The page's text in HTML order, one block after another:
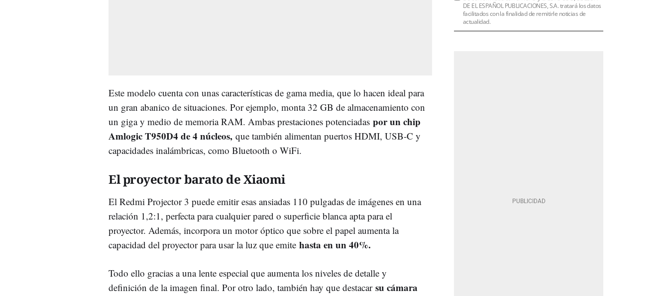
Este modelo cuenta con unas características de gama media, que lo hacen ideal para
un gran abanico de situaciones. Por ejemplo, monta 32 GB de almacenamiento con
un giga y medio de memoria RAM. Ambas prestaciones potenciadas por un chip
Amlogic T950D4 de 4 núcleos, que también alimentan puertos HDMI, USB-C y
capacidades inalámbricas, como Bluetooth o WiFi.
El proyector barato de Xiaomi
El Redmi Projector 3 puede emitir esas ansiadas 110 pulgadas de imágenes en una
relación 1,2:1, perfecta para cualquier pared o superficie blanca apta para el
proyector. Además, incorpora un motor óptico que sobre el papel aumenta la
capacidad del proyector para usar la luz que emite hasta en un 40%.
Todo ello gracias a una lente especial que aumenta los niveles de detalle y
definición de la imagen final. Por otro lado, también hay que destacar su cámara
DE EL ESPAÑOL PUBLICACIONES, S.A. tratará los datos
facilitados con la finalidad de remitirle noticias de
actualidad.